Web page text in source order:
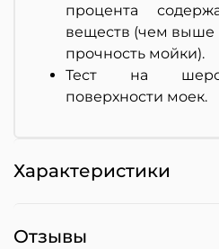
процента
веществ (чем выше
прочность мойки).
Тест на
поверхности моек.
Характеристики
Отзывы